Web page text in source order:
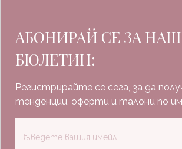
АБОНИРАЙ СЕ ЗА
БЮЛЕТИН:
Регистрирайте се сега, за да
тенденции, оферти и талони по